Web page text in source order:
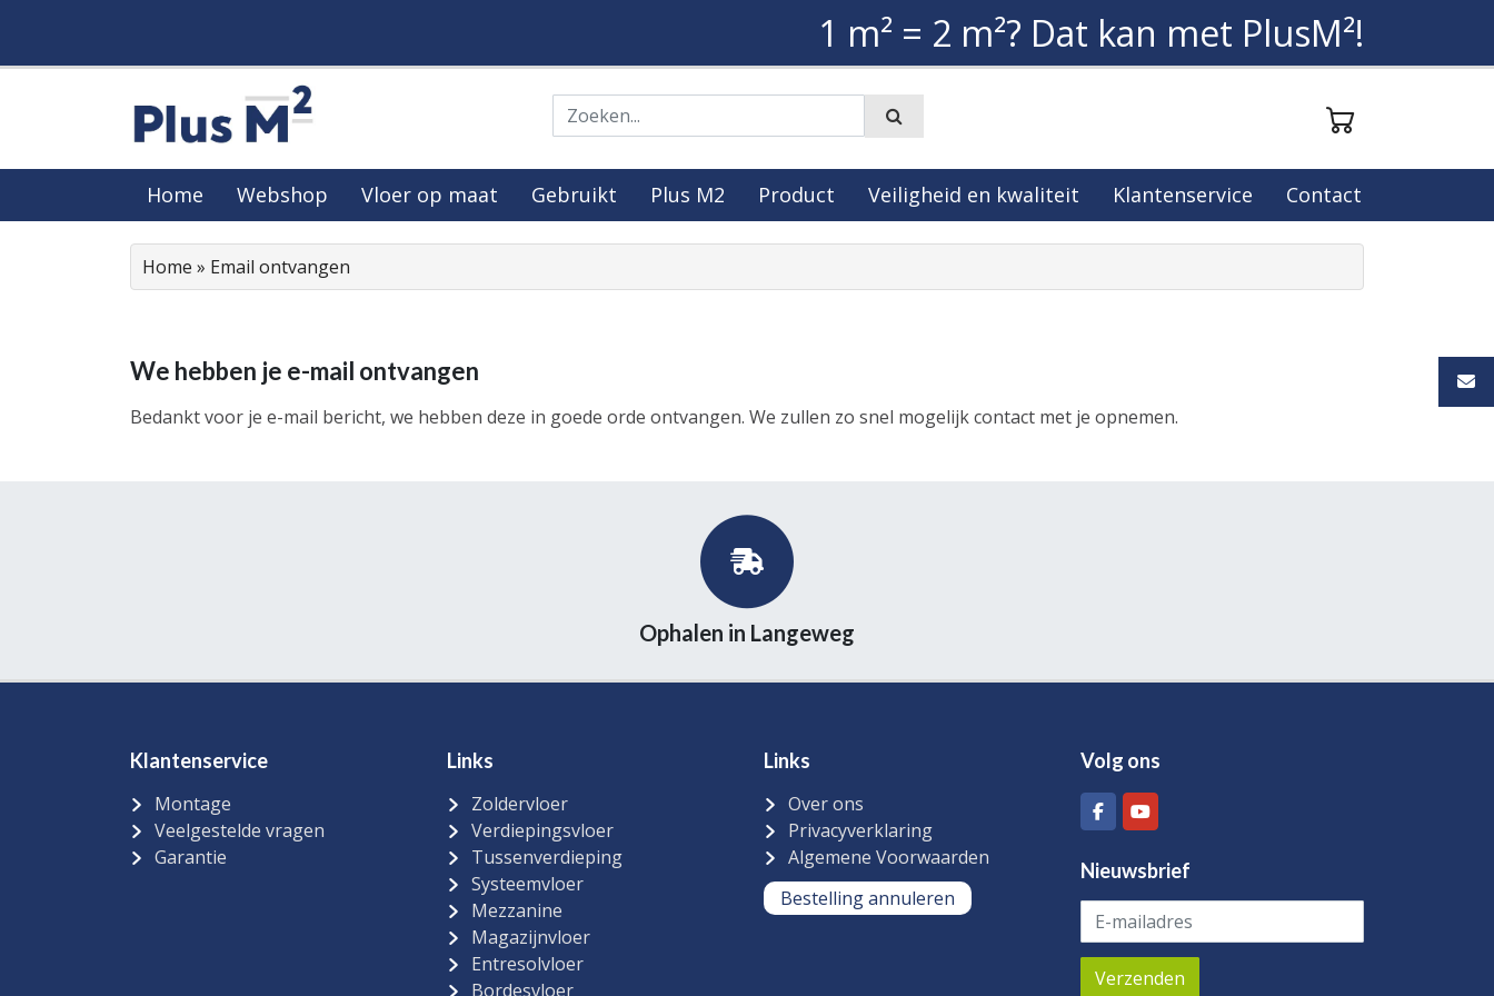
1 m² = 2 m²? Dat kan met PlusM²!
Zoeken
Home Webshop Vloer op maat Gebruikt Plus M2 Product Veiligheid en kwaliteit Klantenservice Contact
Home » Email ontvangen
We hebben je e-mail ontvangen
Bedankt voor je e-mail bericht, we hebben deze in goede orde ontvangen. We zullen zo snel mogelijk contact met je opnemen.
Ophalen in Langeweg
Klantenservice
Montage
Veelgestelde vragen
Garantie
Links
Zoldervloer
Verdiepingsvloer
Tussenverdieping
Systeemvloer
Mezzanine
Magazijnvloer
Entresolvloer
Bordesvloer
Links
Over ons
Privacyverklaring
Algemene Voorwaarden
Bestelling annuleren
Volg ons
Nieuwsbrief